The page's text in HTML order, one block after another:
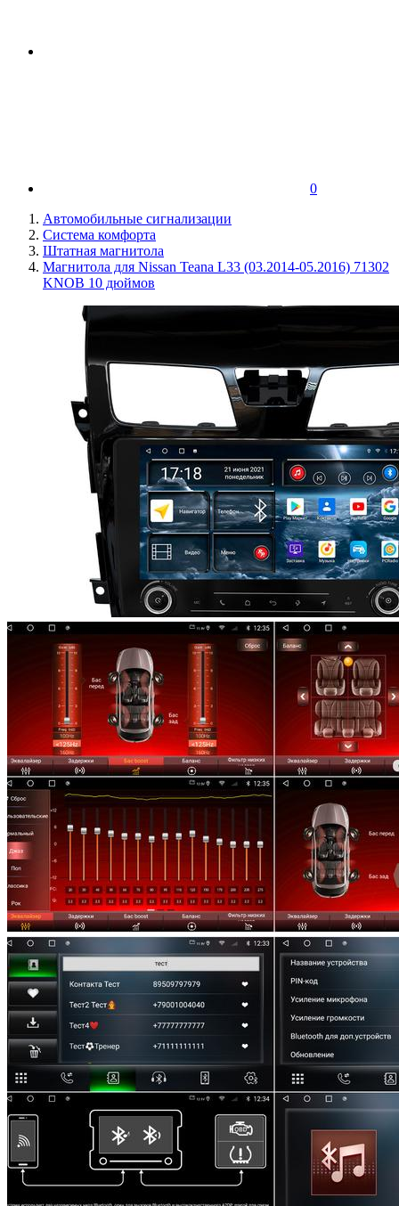
0
Автомобильные сигнализации
Система комфорта
Штатная магнитола
Магнитола для Nissan Teana L33 (03.2014-05.2016) 71302
KNOB 10 дюймов